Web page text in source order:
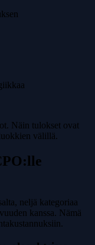
Näin tulokset ovat
välillä.
neljä kategoriaa
kanssa. Nämä